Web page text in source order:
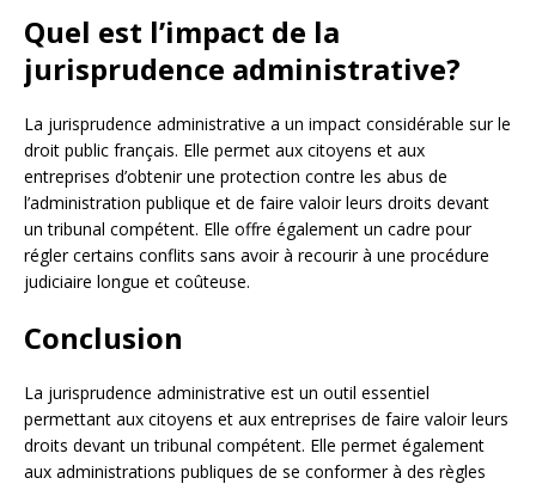
Quel est l’impact de la
jurisprudence administrative?
La jurisprudence administrative a un impact considérable sur le
droit public français. Elle permet aux citoyens et aux
entreprises d’obtenir une protection contre les abus de
l’administration publique et de faire valoir leurs droits devant
un tribunal compétent. Elle offre également un cadre pour
régler certains conflits sans avoir à recourir à une procédure
judiciaire longue et coûteuse.
Conclusion
La jurisprudence administrative est un outil essentiel
permettant aux citoyens et aux entreprises de faire valoir leurs
droits devant un tribunal compétent. Elle permet également
aux administrations publiques de se conformer à des règles